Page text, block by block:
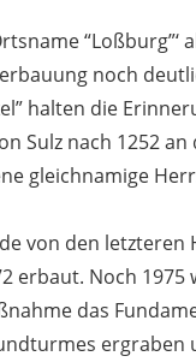
“Loßburg”‘
noch
halten die
Sulz nach 1252
gleichnamige
von den letzteren
erbaut. Noch 1975
das
ergraben